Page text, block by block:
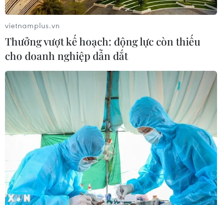
quan trọng nhất của năm.
Điểm lại những gương mặt sáng
vietnamplus.vn
Thưởng vượt kế hoạch: động lực còn thiếu
cho doanh nghiệp dẫn dắt